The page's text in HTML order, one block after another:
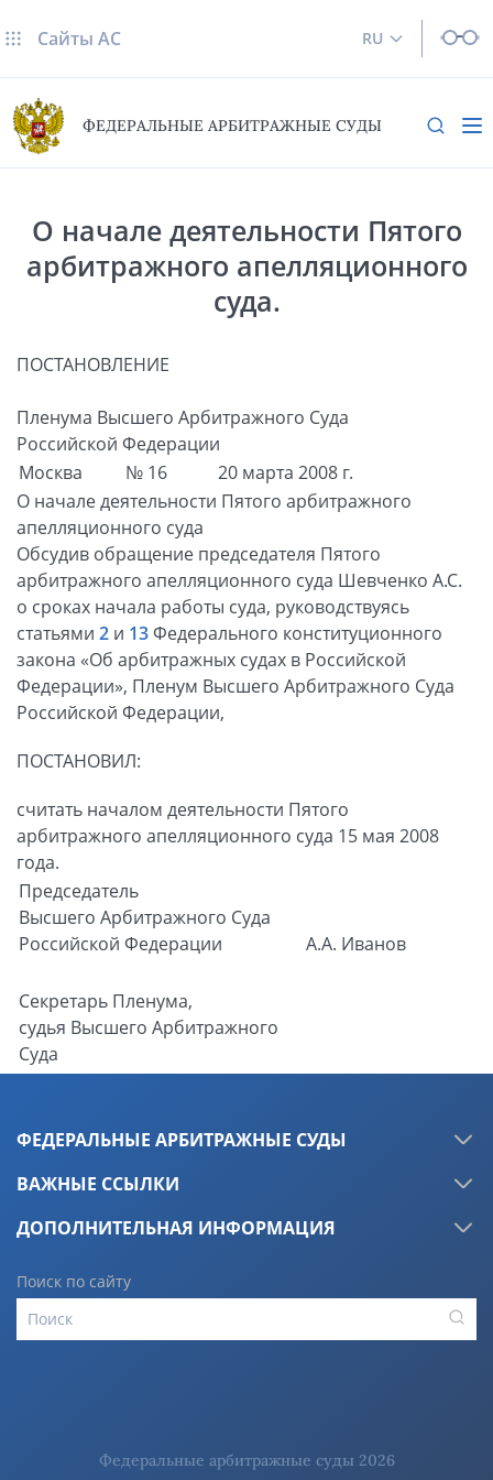
RU
Сайты AC
ФЕДЕРАЛЬНЫЕ АРБИТРАЖНЫЕ СУДЫ
О начале деятельности Пятого
арбитражного апелляционного
суда.
ПОСТАНОВЛЕНИЕ
Пленума Высшего Арбитражного Суда
Российской Федерации
Москва
№ 16
20 марта 2008 г.
О начале деятельности Пятого арбитражного
апелляционного суда
Обсудив обращение председателя Пятого
арбитражного апелляционного суда Шевченко А.С.
о сроках начала работы суда, руководствуясь
статьями 2 и 13Федерального конституционного
закона «Об арбитражных судах в Российской
Федерации», Пленум Высшего Арбитражного Суда
Российской Федерации,
ПОСТАНОВИЛ:
считать началом деятельности Пятого
арбитражного апелляционного суда 15 мая 2008
года.
Председатель
Высшего Арбитражного Суда
Российской Федерации
А.А. Иванов
Секретарь Пленума,
судья Высшего Арбитражного
Суда
Российской Федерации
А.С. Козлова
ФЕДЕРАЛЬНЫЕ АРБИТРАЖНЫЕ СУДЫ
ВАЖНЫЕ ССЫЛКИ
ДОПОЛНИТЕЛЬНАЯ ИНФОРМАЦИЯ
Поиск по сайту
Федеральные арбитражные суды 2026